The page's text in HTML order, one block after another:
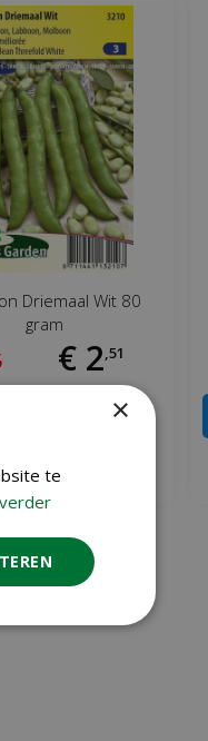
Driemaal Wit 80
gram
€ 2 51
Meer info
×
te